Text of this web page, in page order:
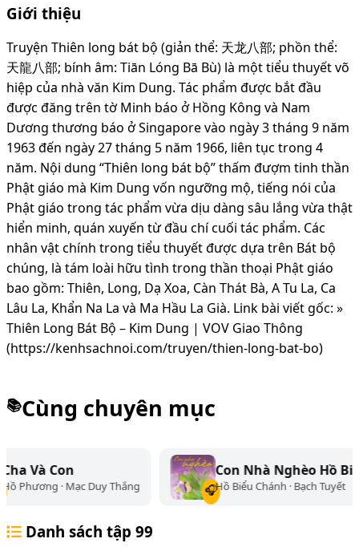
Giới thiệu
Truyện Thiên long bát bộ (giản thể: 天龙八部; phồn thể:
天龍八部; bính âm: Tiān Lóng Bā Bù) là một tiểu thuyết võ
hiệp của nhà văn Kim Dung. Tác phẩm được bắt đầu
được đăng trên tờ Minh báo ở Hồng Kông và Nam
Dương thương báo ở Singapore vào ngày 3 tháng 9 năm
1963 đến ngày 27 tháng 5 năm 1966, liên tục trong 4
năm. Nội dung “Thiên long bát bộ” thấm đượm tinh thần
Phật giáo mà Kim Dung vốn ngưỡng mộ, tiếng nói của
Phật giáo trong tác phẩm vừa dịu dàng sâu lắng vừa thật
hiển minh, quán xuyến từ đầu chí cuối tác phẩm. Các
nhân vật chính trong tiểu thuyết được dựa trên Bát bộ
chúng, là tám loài hữu tình trong thần thoại Phật giáo
bao gồm: Thiên, Long, Dạ Xoa, Càn Thát Bà, A Tu La, Ca
Lâu La, Khẩn Na La và Ma Hầu La Già. Link bài viết gốc: »
Thiên Long Bát Bộ – Kim Dung | VOV Giao Thông
(https://kenhsachnoi.com/truyen/thien-long-bat-bo)
📚Cùng chuyên mục
Thắng 🎧
Con Nhà Nghèo Hồ Biểu Chánh
Hồ Biểu Chánh · Bạch Tuyết
Danh sách tập 99